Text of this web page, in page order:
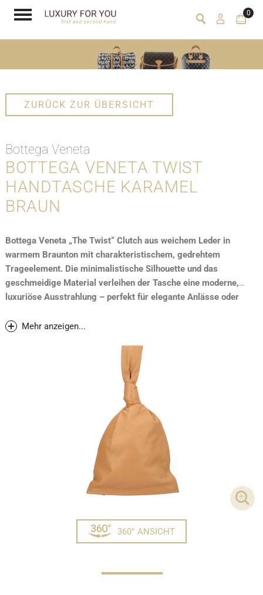
0
ZURÜCK ZUR ÜBERSICHT
Bottega Veneta
BOTTEGA VENETA TWIST
HANDTASCHE KARAMEL
BRAUN
Bottega Veneta „The Twist“ Clutch aus weichem Leder in
warmem Braunton mit charakteristischem, gedrehtem
Trageelement. Die minimalistische Silhouette und das
geschmeidige Material verleihen der Tasche eine moderne,
luxuriöse Ausstrahlung – perfekt für elegante Anlässe oder
ikonischem Bottega-Design.
Mehr anzeigen...
360° ANSICHT